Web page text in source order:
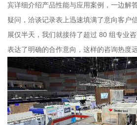
宾详细介绍产品性能与应用案例，一边解
疑问，洽谈记录表上迅速填满了意向客户
展仅半天，我们就接待了超过 80 组专业
表达了明确的合作意向，这样的咨询热度